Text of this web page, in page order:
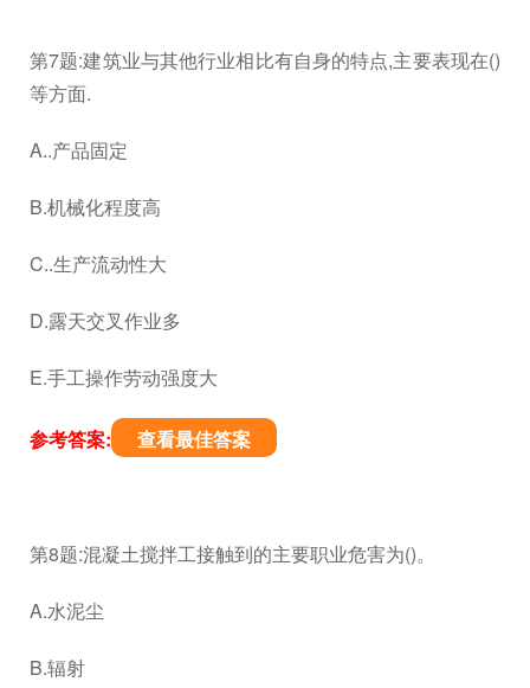
第7题:建筑业与其他行业相比有自身的特点,主要表现在()
等方面.
A..产品固定
B.机械化程度高
C..生产流动性大
D.露天交叉作业多
E.手工操作劳动强度大
参考答案: 查看最佳答案
第8题:混凝土搅拌工接触到的主要职业危害为()。
A.水泥尘
B.辐射